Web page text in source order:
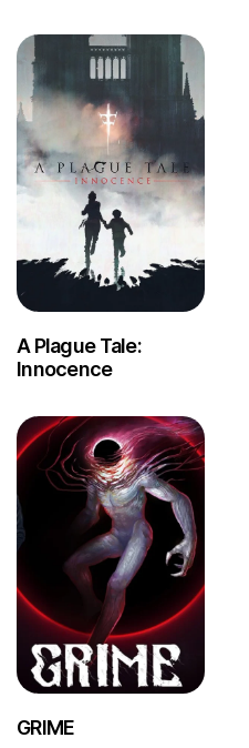
A Plague Tale:
Innocence
GRIME